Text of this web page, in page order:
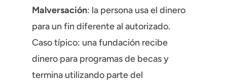
Malversación: la persona usa el dinero
para un fin diferente al autorizado.
Caso típico: una fundación recibe
dinero para programas de becas y
termina utilizando parte del